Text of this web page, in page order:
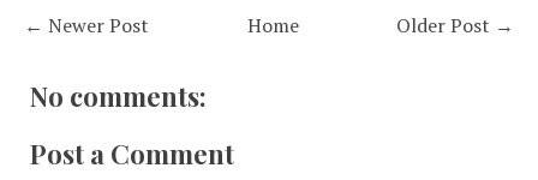
← Newer Post Older Post →
Home
No comments:
Post a Comment